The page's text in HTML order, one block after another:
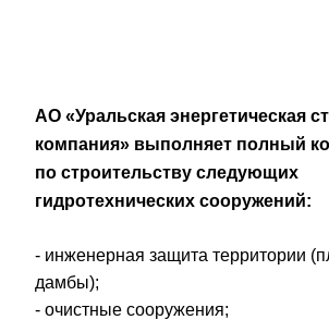
АО «Уральская энергетическая
компания» выполняет полный
по строительству следующих
гидротехнических сооружений:
- инженерная защита территории
дамбы);
- очистные сооружения;